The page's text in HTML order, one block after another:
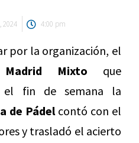
2024 4:00 pm
por la organización, el
Mixto que
el fin de semana la
de Pádelcontó con el
y trasladó el acierto